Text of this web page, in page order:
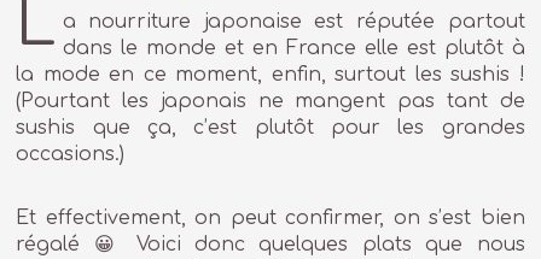
L a nourriture japonaise est réputée partout
dans le monde et en France elle est plutôt à
la mode en ce moment, enfin, surtout les sushis !
(Pourtant les japonais ne mangent pas tant de
sushis que ça, c’est plutôt pour les grandes
occasions.)
Et effectivement, on peut confirmer, on s’est bien
régalé 😀 Voici donc quelques plats que nous